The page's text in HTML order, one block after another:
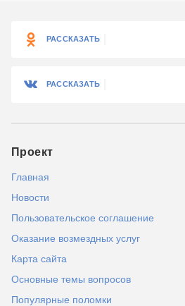
РАССКАЗАТЬ
РАССКАЗАТЬ
Проект
Главная
Новости
Пользовательское соглашение
Оказание возмездных услуг
Карта сайта
Основные темы вопросов
Популярные поломки